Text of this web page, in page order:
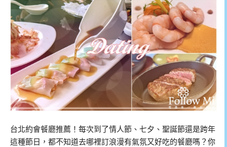
台北約會餐廳推薦！每次到了情人節、七夕、聖誕節還是跨年
這種節日，都不知道去哪裡訂浪漫有氣氛又好吃的餐廳嗎？你